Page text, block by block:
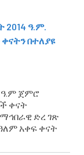
ዓ.ም.
በተለያዩ
ዓ.ም ጀምሮ
ቀናት
ድረ ገጽ
አቀፍ ቀናት